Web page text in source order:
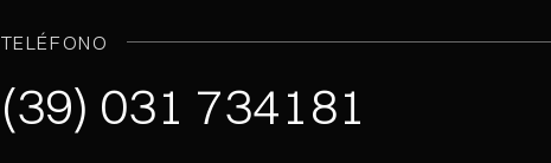
TELÉFONO
(39) 031 734181